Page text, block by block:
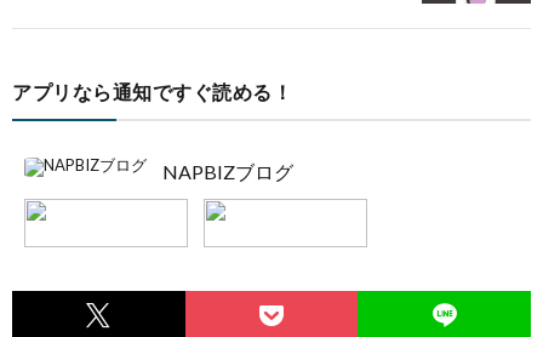
アプリなら通知ですぐ読める！
NAPBIZブログ